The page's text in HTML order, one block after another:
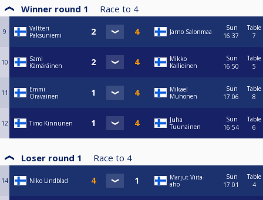
Winner round 1 Race to 4
9
Valtteri
Paksuniemi
Jarno Salonmaa
Sun
16:37
Table
7
10
Sami
Kämäräinen
Mikko
Kallioinen
Sun
16:50
Table
5
11
Emmi
Oravainen
Mikael
Muhonen
Sun
17:06
Table
8
12 Timo Kinnunen
Juha
Tuunainen
Sun
16:54
Table
6
Loser round 1 Race to 4
14 Niko Lindblad
Marjut Viita-
aho
Sun
17:01
Table
4